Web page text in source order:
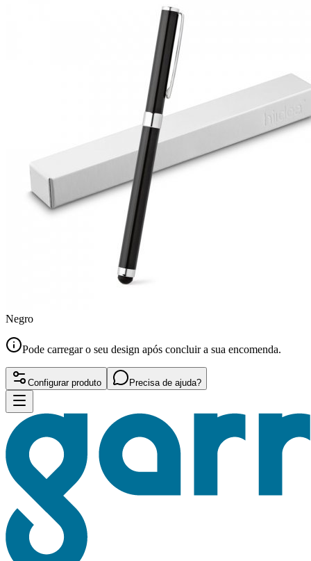
Negro
Pode carregar o seu design após concluir a sua encomenda.
Configurar produto Precisa de ajuda?